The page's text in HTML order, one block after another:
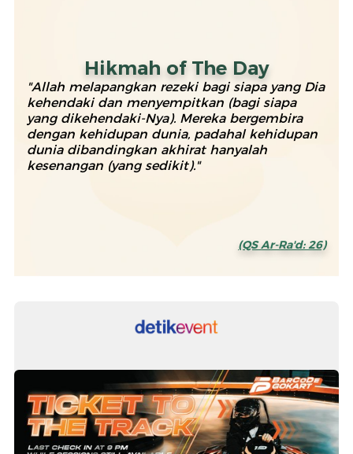
Hikmah of The Day
"Allah melapangkan rezeki bagi siapa yang Dia
kehendaki dan menyempitkan (bagi siapa
yang dikehendaki-Nya). Mereka bergembira
dengan kehidupan dunia, padahal kehidupan
dunia dibandingkan akhirat hanyalah
kesenangan (yang sedikit)."
(QS Ar-Ra'd: 26)